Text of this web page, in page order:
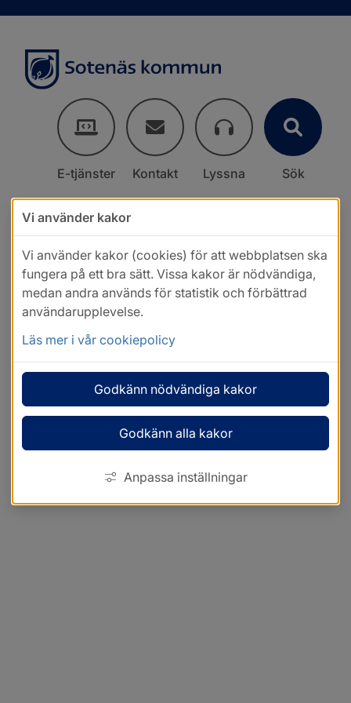
E-tjänster Kontakt Lyssna Sök
Vi använder kakor
Vi använder kakor (cookies) för att webbplatsen ska
fungera på ett bra sätt. Vissa kakor är nödvändiga,
medan andra används för statistik och förbättrad
användarupplevelse.
Läs mer i vår cookiepolicy
Godkänn nödvändiga kakor
Godkänn alla kakor
Anpassa inställningar